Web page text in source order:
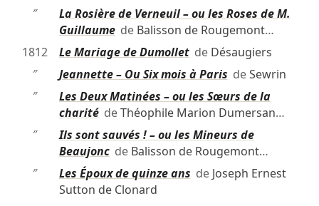
″
La Rosière de Verneuil – ou les Roses de M.
Guillaumede Balisson de Rougemont…
1812
Le Mariage de Dumolletde Désaugiers
″
Jeannette – Ou Six mois à Paris deSewrin
″
Les Deux Matinées – ou les Sœurs de la
charitédeThéophile Marion Dumersan…
″
Ils sont sauvés ! – ou les Mineurs de
Beaujoncde Balisson de Rougemont…
″
Les Époux de quinze ans de Joseph Ernest
Sutton de Clonard